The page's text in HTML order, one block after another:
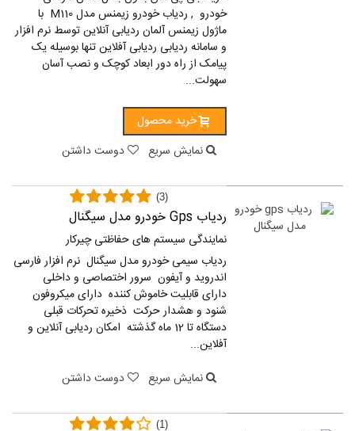
خودرو , ردیاب خودرو زیمنس مدل M110 با
ماژول زیمنس آلمان ردیابی آنلاین توسط نرم افزار
و سامانه ردیابی ردیابی آفلاین تنها بوسیله یک
پیامک از راه دور ابعاد کوچک و نصب آسان
سهولت...
خرید محصول
نمایش سریع
دوست داشتن
ردیاب Gps خودرو مدل سیگنال
نمایندگی سیستم های حفاظتی چیرکار
(3)
ردیاب سیمی خودرو مدل سیگنال نرم افزار فارسی
اندروید و آیفون سرور اختصاصی و داخلی
دارای قابلیت خاموش کننده دارای میکروفون
شنود و هشدار حرکت ذخیره تحرکات قبلی
دستگاه تا 12 ماه گذشته امکان ردیابی آنلاین و
آفلاین...
نمایش سریع
دوست داشتن
(1)